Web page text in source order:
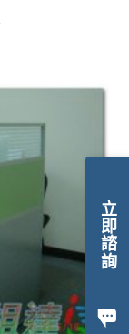
立即諮詢